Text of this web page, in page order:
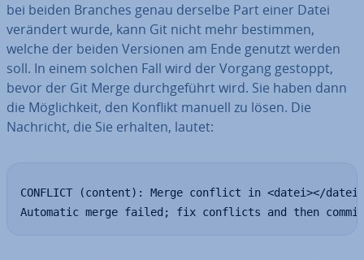
bei beiden Branches genau derselbe Part einer Datei
verändert wurde, kann Git nicht mehr bestimmen,
welche der beiden Versionen am Ende genutzt werden
soll. In einem solchen Fall wird der Vorgang gestoppt,
bevor der Git Merge durch­ge­führt wird. Sie haben dann
die Mög­lich­keit, den Konflikt manuell zu lösen. Die
Nachricht, die Sie erhalten, lautet:
CONFLICT (content): Merge conflict in <datei></datei>
Automatic merge failed; fix conflicts and then